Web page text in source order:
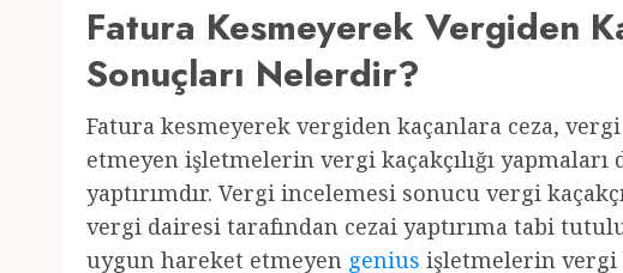
Fatura Kesmeyerek Vergiden
Sonuçları Nelerdir?
Fatura kesmeyerek vergiden kaçanlara ceza,
etmeyen işletmelerin vergi kaçakçılığı
yaptırımdır. Vergi incelemesi sonucu vergi
vergi dairesi tarafından cezai yaptırıma tabi
uygun hareket etmeyen genius işletmelerin vergi